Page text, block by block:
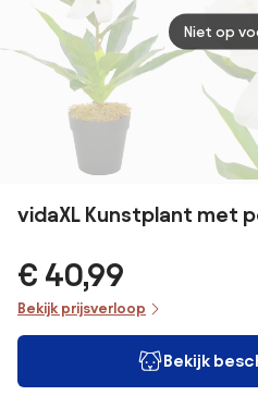
Niet op
vidaXL Kunstplant met
€ 40,99
Bekijk prijsverloop
Bekijk